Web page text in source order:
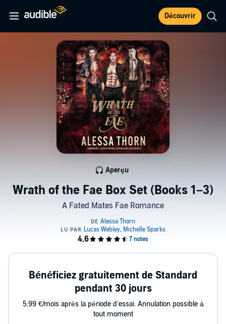
Découvrir
Wrath of the Fae Box Set (Books 1–3)
A Fated Mates Fae Romance
Aperçu
Bénéficiez gratuitement de Standard
pendant 30 jours
5,99 €/mois après la période d’essai. Annulation possible à
tout moment